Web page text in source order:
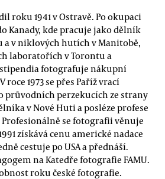
roku 1941 v Ostravě. Po okupaci
Kanady, kde pracuje jako dělník
a v niklových hutích v Manitobě,
laboratořích v Torontu a
fotografuje nákupní
1973 se přes Paříž vrací
průvodních perzekucích ze strany
v Nové Huti a posléze profese
se fotografii věnuje
získává cenu americké nadace
cestuje po USA a přednáší.
na Katedře fotografie FAMU.
roku české fotografie.